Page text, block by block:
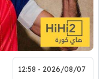
2026/08/07 - 12:58